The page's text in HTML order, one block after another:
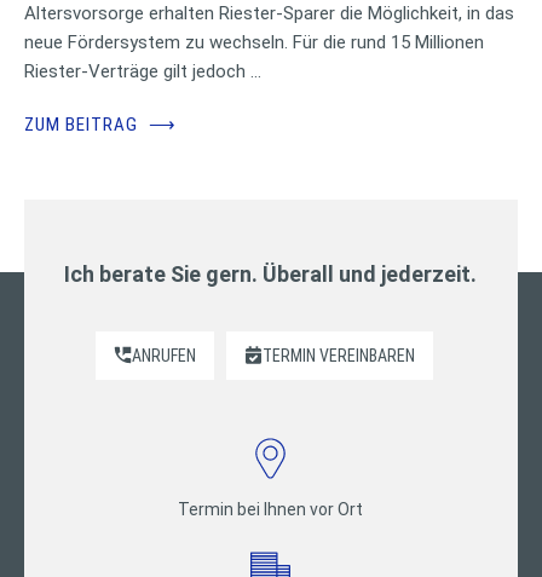
Altersvorsorge erhalten Riester-Sparer die Möglichkeit, in das
neue Fördersystem zu wechseln. Für die rund 15 Millionen
Riester-Verträge gilt jedoch …
ZUM BEITRAG ⟶
Ich berate Sie gern. Überall und jederzeit.
ANRUFEN TERMIN VEREINBAREN
Termin bei Ihnen vor Ort